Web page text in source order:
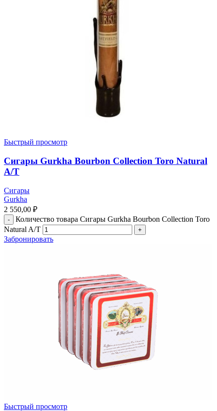
Быстрый просмотр
Сигары Gurkha Bourbon Collection Toro Natural
A/T
Сигары
Gurkha
2 550,00 ₽
Количество товара Сигары Gurkha Bourbon Collection Toro
Natural A/T
Забронировать
Быстрый просмотр